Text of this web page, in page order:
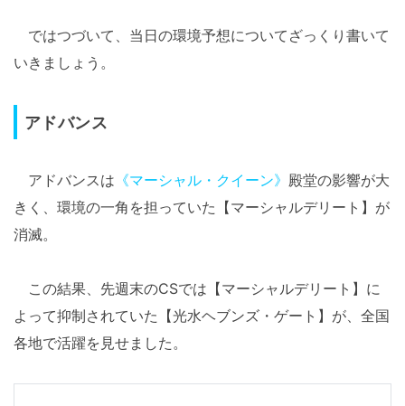
ではつづいて、当日の環境予想についてざっくり書いて
いきましょう。
アドバンス
アドバンスは 《マーシャル・クイーン》 殿堂の影響が大
きく、環境の一角を担っていた【マーシャルデリート】が
消滅。
この結果、先週末のCSでは【マーシャルデリート】に
よって抑制されていた【光水ヘブンズ・ゲート】が、全国
各地で活躍を見せました。